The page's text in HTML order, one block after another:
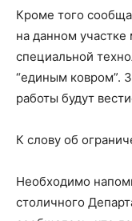
Кроме того
на данном
специальной
“единым ковром”.
работы будут
К слову об
Необходимо
столичного